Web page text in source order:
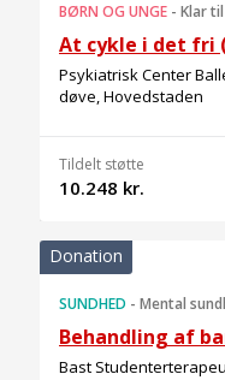
BØRN OG UNGE - Klar
At cykle i det fri
Psykiatrisk Center
døve, Hovedstaden
Tildelt støtte
10.248 kr.
Donation
SUNDHED - Mental
Behandling af
Bast